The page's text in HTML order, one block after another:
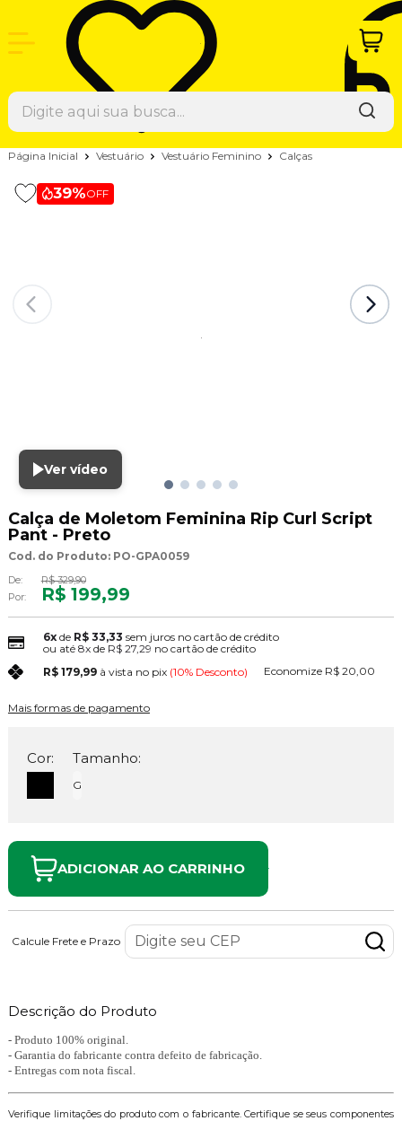
Página Inicial Vestuário Vestuário Feminino Calças
39%OFF
Ver vídeo
Calça de Moletom Feminina Rip Curl Script
Pant - Preto
Cod. do Produto: PO-GPA0059
De:
R$ 329,90
Por:
R$ 199,99
6xde R$ 33,33 sem juros no cartão de crédito
ou até 8xde R$ 27,29 no cartão de crédito
R$ 179,99 à vista no pix (10% Desconto) Economize R$ 20,00
Mais formas de pagamento
Cor: Tamanho:
G
ADICIONAR AO CARRINHO
Calcule Frete e Prazo
Descrição do Produto
- Produto 100% original.
- Garantia do fabricante contra defeito de fabricação.
- Entregas com nota fiscal.
Verifique limitações do produto com o fabricante. Certifique se seus componentes